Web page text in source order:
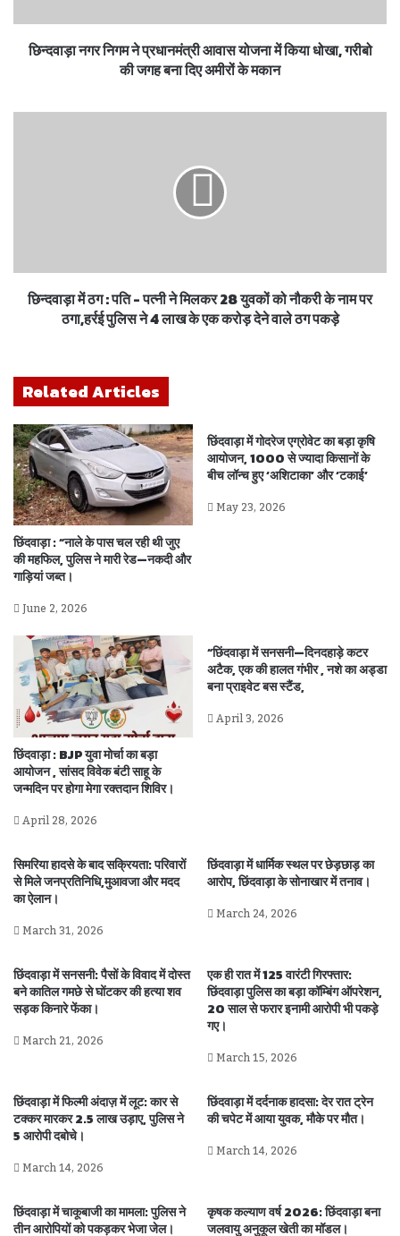
छिन्दवाड़ा नगर निगम ने प्रधानमंत्री आवास योजना में किया धोखा, गरीबो
की जगह बना दिए अमीरों के मकान
छिन्दवाड़ा में ठग : पति - पत्नी ने मिलकर 28 युवकों को नौकरी के नाम पर
ठगा,हर्रई पुलिस ने 4 लाख के एक करोड़ देने वाले ठग पकड़े
Related Articles
छिंदवाड़ा : “नाले के पास चल रही थी जुए
की महफिल, पुलिस ने मारी रेड—नकदी और
गाड़ियां जब्त।
June 2, 2026
छिंदवाड़ा में गोदरेज एग्रोवेट का बड़ा कृषि
आयोजन, 1000 से ज्यादा किसानों के
बीच लॉन्च हुए ‘अशिटाका’ और ‘टकाई’
May 23, 2026
छिंदवाड़ा : BJP युवा मोर्चा का बड़ा
आयोजन , सांसद विवेक बंटी साहू के
जन्मदिन पर होगा मेगा रक्तदान शिविर।
April 28, 2026
“छिंदवाड़ा में सनसनी—दिनदहाड़े कटर
अटैक, एक की हालत गंभीर , नशे का अड्डा
बना प्राइवेट बस स्टैंड,
April 3, 2026
सिमरिया हादसे के बाद सक्रियता: परिवारों
से मिले जनप्रतिनिधि,मुआवजा और मदद
का ऐलान।
March 31, 2026
छिंदवाड़ा में धार्मिक स्थल पर छेड़छाड़ का
आरोप, छिंदवाड़ा के सोनाखार में तनाव।
March 24, 2026
छिंदवाड़ा में सनसनी: पैसों के विवाद में दोस्त
बने कातिल गमछे से घोंटकर की हत्या शव
सड़क किनारे फेंका।
March 21, 2026
एक ही रात में 125 वारंटी गिरफ्तार:
छिंदवाड़ा पुलिस का बड़ा कॉम्बिंग ऑपरेशन,
20 साल से फरार इनामी आरोपी भी पकड़े
गए।
March 15, 2026
छिंदवाड़ा में फिल्मी अंदाज़ में लूट: कार से
टक्कर मारकर 2.5 लाख उड़ाए, पुलिस ने
5 आरोपी दबोचे।
March 14, 2026
छिंदवाड़ा में दर्दनाक हादसा: देर रात ट्रेन
की चपेट में आया युवक, मौके पर मौत।
March 14, 2026
छिंदवाड़ा में चाकूबाजी का मामला: पुलिस ने
तीन आरोपियों को पकड़कर भेजा जेल।
कृषक कल्याण वर्ष 2026: छिंदवाड़ा बना
जलवायु अनुकूल खेती का मॉडल।